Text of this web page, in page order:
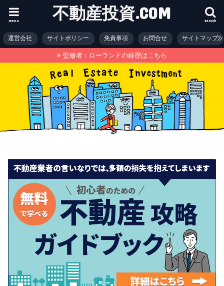
不動産投資.COM search
menu
運営会社 サイトポリシー 免責事項 お問合せ サイトマップ
監修者：ローランドの経歴はこちら